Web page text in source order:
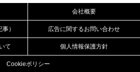
会社概要
） 広告に関するお問い合わせ
て 個人情報保護方針
Cookieポリシー